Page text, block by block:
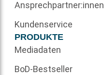
Ansprechpartner:innen
Kundenservice
PRODUKTE
Mediadaten
BoD-Bestseller